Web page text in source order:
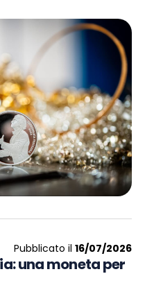
Pubblicato il 16/07/2026
una moneta per